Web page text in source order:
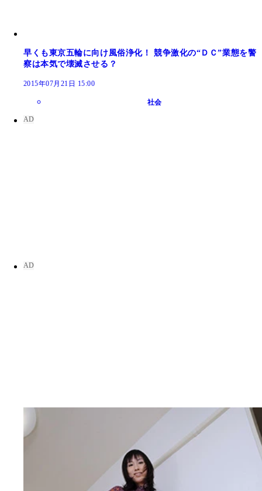
早くも東京五輪に向け風俗浄化！ 競争激化の“ＤＣ”業態を警
察は本気で壊滅させる？
2015年07月21日 15:00
社会